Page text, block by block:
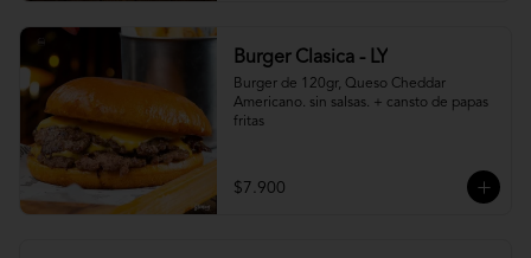
Burger Clasica - LY
Burger de 120gr, Queso Cheddar
Americano. sin salsas. + cansto de papas
fritas
$7.900